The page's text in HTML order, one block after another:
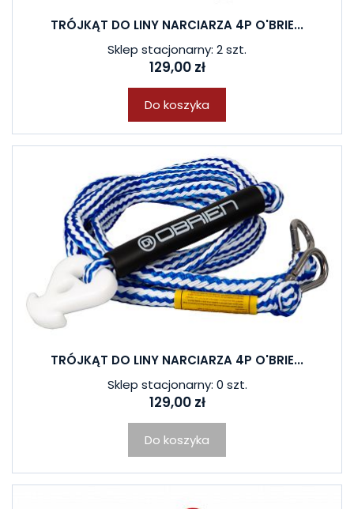
TRÓJKĄT DO LINY NARCIARZA 4P O'BRIE...
Sklep stacjonarny: 2 szt.
129,00 zł
Do koszyka
TRÓJKĄT DO LINY NARCIARZA 4P O'BRIE...
Sklep stacjonarny: 0 szt.
129,00 zł
Do koszyka